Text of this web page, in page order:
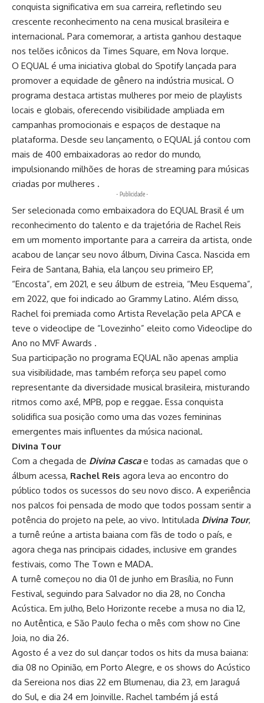
conquista significativa em sua carreira, refletindo seu
crescente reconhecimento na cena musical brasileira e
internacional. Para comemorar, a artista ganhou destaque
nos telões icônicos da Times Square, em Nova Iorque.
O EQUAL é uma iniciativa global do Spotify lançada para
promover a equidade de gênero na indústria musical. O
programa destaca artistas mulheres por meio de playlists
locais e globais, oferecendo visibilidade ampliada em
campanhas promocionais e espaços de destaque na
plataforma. Desde seu lançamento, o EQUAL já contou com
mais de 400 embaixadoras ao redor do mundo,
impulsionando milhões de horas de streaming para músicas
criadas por mulheres .
- Publicidade -
Ser selecionada como embaixadora do EQUAL Brasil é um
reconhecimento do talento e da trajetória de Rachel Reis
em um momento importante para a carreira da artista, onde
acabou de lançar seu novo álbum, Divina Casca. Nascida em
Feira de Santana, Bahia, ela lançou seu primeiro EP,
“Encosta”, em 2021, e seu álbum de estreia, “Meu Esquema”,
em 2022, que foi indicado ao Grammy Latino. Além disso,
Rachel foi premiada como Artista Revelação pela APCA e
teve o videoclipe de “Lovezinho” eleito como Videoclipe do
Ano no MVF Awards .
Sua participação no programa EQUAL não apenas amplia
sua visibilidade, mas também reforça seu papel como
representante da diversidade musical brasileira, misturando
ritmos como axé, MPB, pop e reggae. Essa conquista
solidifica sua posição como uma das vozes femininas
emergentes mais influentes da música nacional.
Divina Tour
Com a chegada de Divina Casca e todas as camadas que o
álbum acessa, Rachel Reis agora leva ao encontro do
público todos os sucessos do seu novo disco. A experiência
nos palcos foi pensada de modo que todos possam sentir a
potência do projeto na pele, ao vivo. Intitulada Divina Tour,
a turnê reúne a artista baiana com fãs de todo o país, e
agora chega nas principais cidades, inclusive em grandes
festivais, como The Town e MADA.
A turnê começou no dia 01 de junho em Brasília, no Funn
Festival, seguindo para Salvador no dia 28, no Concha
Acústica. Em julho, Belo Horizonte recebe a musa no dia 12,
no Autêntica, e São Paulo fecha o mês com show no Cine
Joia, no dia 26.
Agosto é a vez do sul dançar todos os hits da musa baiana:
dia 08 no Opinião, em Porto Alegre, e os shows do Acústico
da Sereiona nos dias 22 em Blumenau, dia 23, em Jaraguá
do Sul, e dia 24 em Joinville. Rachel também já está